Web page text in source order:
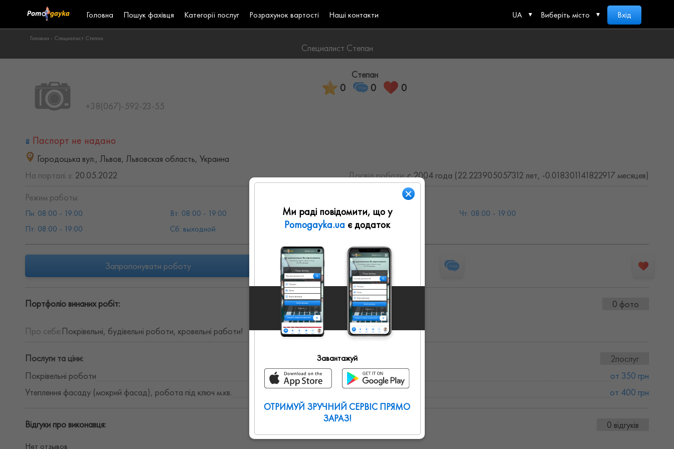
Головна Пошук фахівця Категорії послуг Розрахунок вартості Наші контакти UA Виберіть місто Вхід
Головна - Специалист Степан
Специалист Степан
Степан
0 0 0
+38(067)-592-23-55
Паспорт не надано
Городоцька вул., Львов, Львовская область, Украина
На порталі з: 20.05.2022 Досвід роботи:с 2004 года (22.223905057312 лет, -0.018301141822917 месяцев)
Режим работы:
Пн: 08:00 - 19:00 Вт: 08:00 - 19:00 Ср: 08:00 - 19:00
Чт: 08:00 - 19:00
Пт: 08:00 - 19:00
Сб: выходной Вс: выходной
Запропонувати роботу
Портфоліо винаних робіт: 0 фото
Про себе:Покрівельні, будівельні роботи, кровельні работи!
Послуги та ціни:
2послуг
Покрівельні роботи
от 350 грн
Утеплення фасаду (мокрий фасад), робота під ключ м.кв.
от 400 грн
Відгуки про виконавця: 0 відгуків
Нет отзывов
Ми раді повідомити, що у
Pomogayka.ua є додаток
Завантажуй
ОТРИМУЙ ЗРУЧНИЙ СЕРВІС ПРЯМО
ЗАРАЗ!